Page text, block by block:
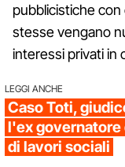
pubblicistiche
stesse vengano
interessi privati in
LEGGI ANCHE
Caso Toti,
l'ex governatore
di lavori sociali